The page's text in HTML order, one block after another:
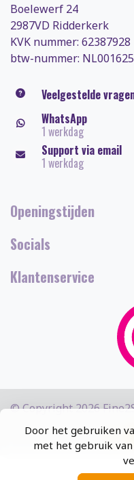
Door het gebruiken
met het gebruik
Boelewerf 24
2987VD Ridderkerk
KVK nummer: 62387928
btw-nummer:
Veelgestelde
WhatsApp
1 werkdag
Support via email
1 werkdag
Openingstijden
Socials
Klantenservice
© Copyright 2026